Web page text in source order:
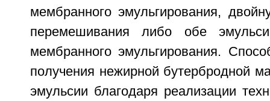
мембранного эмульгирования,
перемешивания либо обе
мембранного эмульгирования.
получения нежирной бутербродной
эмульсии благодаря реализации